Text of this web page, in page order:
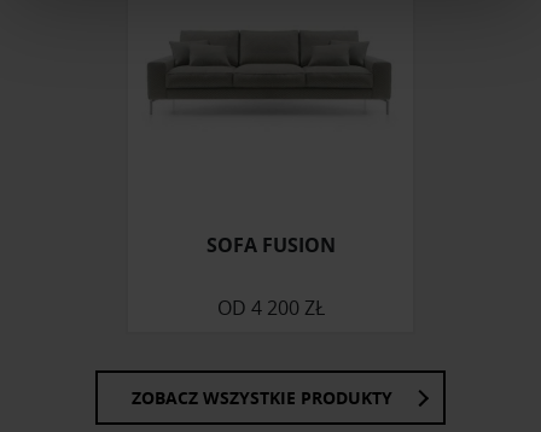
analizować ruch w naszej witrynie. Informacje o tym, jak
korzystasz z naszej witryny, udostępniamy partnerom
SOFA FUSION
OD 4 200 ZŁ
ZOBACZ WSZYSTKIE PRODUKTY